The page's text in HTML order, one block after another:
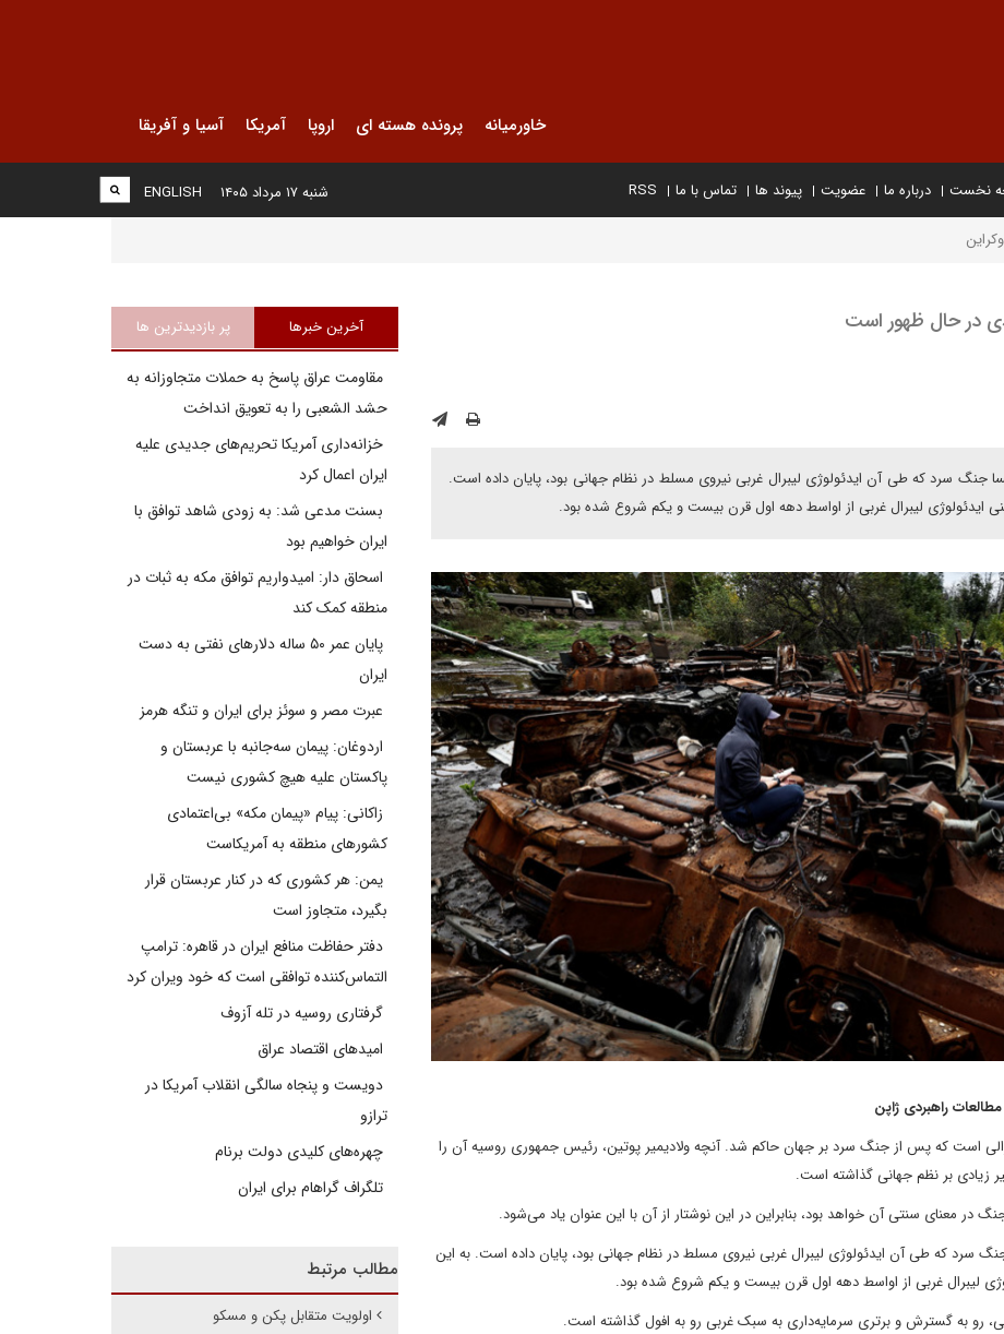
خاورمیانه پرونده هسته ای اروپا آمریکا آسیا و آفریقا
نخست درباره ما عضویت پیوند ها تماس با ما RSS
ENGLISH شنبه ۱۷ مرداد ۱۴۰۵
در حال ظهور است
سرد که طی آن ایدئولوژی لیبرال غربی نیروی مسلط در نظام جهانی بود، پایان داده است.
لیبرال غربی از اواسط دهه اول قرن بیست و یکم شروع شده بود.
راهبردی ژاپن
است که پس از جنگ سرد بر جهان حاکم شد. آنچه ولادیمیر پوتین، رئیس جمهوری روسیه آن را
معنای سنتی آن خواهد بود، بنابراین در این نوشتار از آن با این عنوان یاد می‌شود.
سرد که طی آن ایدئولوژی لیبرال غربی نیروی مسلط در نظام جهانی بود، پایان داده است. به این
لیبرال غربی از اواسط دهه اول قرن بیست و یکم شروع شده بود.
رو به گسترش و برتری سرمایه‌داری به سبک غربی رو به افول گذاشته است.
آخرین خبرها پر بازدیدترین ها
مقاومت عراق پاسخ به حملات متجاوزانه به
حشد الشعبی را به تعویق انداخت
خزانه‌داری آمریکا تحریم‌های جدیدی علیه
ایران اعمال کرد
بسنت مدعی شد: به زودی شاهد توافق با
ایران خواهیم بود
اسحاق دار: امیدواریم توافق مکه به ثبات در
منطقه کمک کند
پایان عمر ۵۰ ساله دلارهای نفتی به دست
ایران
عبرت مصر و سوئز برای ایران و تنگه هرمز
اردوغان: پیمان سه‌جانبه با عربستان و
پاکستان علیه هیچ کشوری نیست
زاکانی: پیام «پیمان مکه» بی‌اعتمادی
کشورهای منطقه به آمریکاست
یمن: هر کشوری که در کنار عربستان قرار
بگیرد، متجاوز است
دفتر حفاظت منافع ایران در قاهره: ترامپ
التماس‌کننده توافقی است که خود ویران کرد
گرفتاری روسیه در تله آزوف
امیدهای اقتصاد عراق
دویست و پنجاه سالگی انقلاب آمریکا در
ترازو
چهره‌های کلیدی دولت برنام
تلگراف گراهام برای ایران
مطالب مرتبط
اولویت متقابل پکن و مسکو